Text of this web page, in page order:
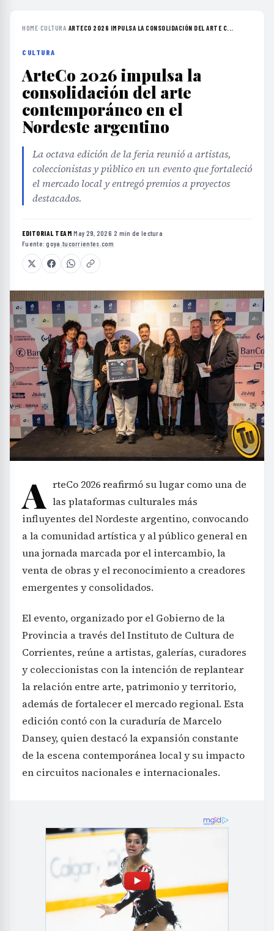
HOME›CULTURA›ARTECO 2026 IMPULSA LA CONSOLIDACIÓN DEL ARTE C...
CULTURA
ArteCo 2026 impulsa la
consolidación del arte
contemporáneo en el
Nordeste argentino
La octava edición de la feria reunió a artistas,
coleccionistas y público en un evento que fortaleció
el mercado local y entregó premios a proyectos
destacados.
EDITORIAL TEAM·May 29, 2026·2 min de lectura·
Fuente:goya.tucorrientes.com
A rteCo 2026 reafirmó su lugar como una de
las plataformas culturales más
influyentes del Nordeste argentino, convocando
a la comunidad artística y al público general en
una jornada marcada por el intercambio, la
venta de obras y el reconocimiento a creadores
emergentes y consolidados.
El evento, organizado por el Gobierno de la
Provincia a través del Instituto de Cultura de
Corrientes, reúne a artistas, galerías, curadores
y coleccionistas con la intención de replantear
la relación entre arte, patrimonio y territorio,
además de fortalecer el mercado regional. Esta
edición contó con la curaduría de Marcelo
Dansey, quien destacó la expansión constante
de la escena contemporánea local y su impacto
en circuitos nacionales e internacionales.